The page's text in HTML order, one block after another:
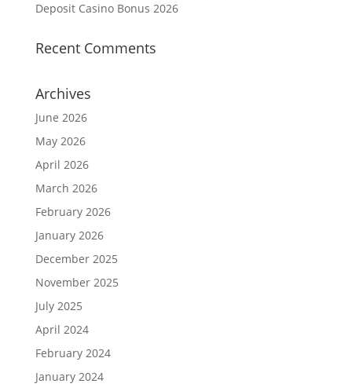
Deposit Casino Bonus 2026
Recent Comments
Archives
June 2026
May 2026
April 2026
March 2026
February 2026
January 2026
December 2025
November 2025
July 2025
April 2024
February 2024
January 2024